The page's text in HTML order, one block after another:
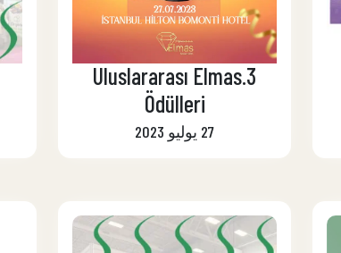
3.Uluslararası Elmas
Ödülleri
27 يوليو 2023